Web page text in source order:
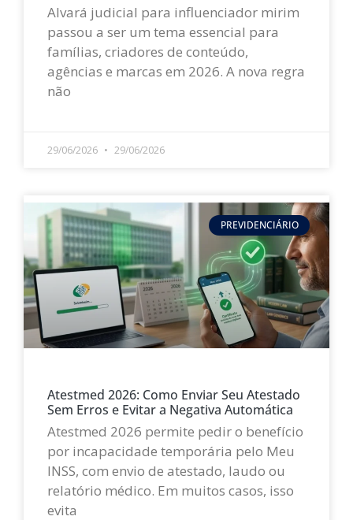
Alvará judicial para influenciador mirim
passou a ser um tema essencial para
famílias, criadores de conteúdo,
agências e marcas em 2026. A nova regra
não
29/06/2026 29/06/2026
PREVIDENCIÁRIO
Atestmed 2026: Como Enviar Seu Atestado
Sem Erros e Evitar a Negativa Automática
Atestmed 2026 permite pedir o benefício
por incapacidade temporária pelo Meu
INSS, com envio de atestado, laudo ou
relatório médico. Em muitos casos, isso
evita